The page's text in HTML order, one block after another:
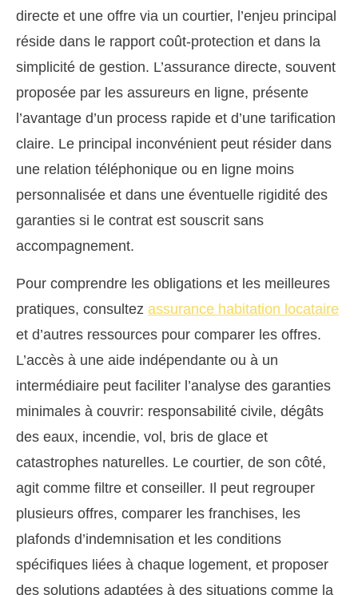
directe et une offre via un courtier, l’enjeu principal
réside dans le rapport coût-protection et dans la
simplicité de gestion. L’assurance directe, souvent
proposée par les assureurs en ligne, présente
l’avantage d’un process rapide et d’une tarification
claire. Le principal inconvénient peut résider dans
une relation téléphonique ou en ligne moins
personnalisée et dans une éventuelle rigidité des
garanties si le contrat est souscrit sans
accompagnement.
Pour comprendre les obligations et les meilleures
pratiques, consultez assurance habitation locataire
et d’autres ressources pour comparer les offres.
L’accès à une aide indépendante ou à un
intermédiaire peut faciliter l’analyse des garanties
minimales à couvrir: responsabilité civile, dégâts
des eaux, incendie, vol, bris de glace et
catastrophes naturelles. Le courtier, de son côté,
agit comme filtre et conseiller. Il peut regrouper
plusieurs offres, comparer les franchises, les
plafonds d’indemnisation et les conditions
spécifiques liées à chaque logement, et proposer
des solutions adaptées à des situations comme la